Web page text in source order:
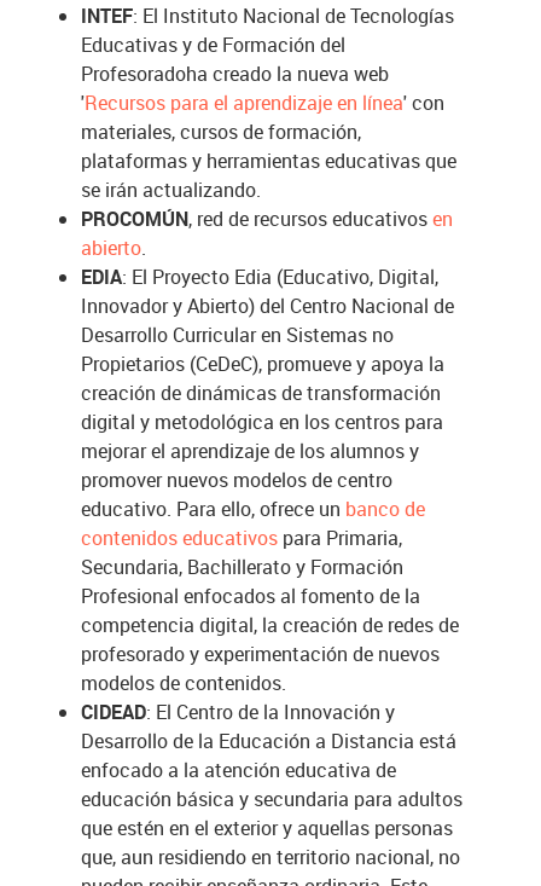
INTEF: El Instituto Nacional de Tecnologías
Educativas y de Formación del
Profesoradoha creado la nueva web
'Recursos para el aprendizaje en línea' con
materiales, cursos de formación,
plataformas y herramientas educativas que
se irán actualizando.
PROCOMÚN, red de recursos educativosen
abierto.
EDIA: El Proyecto Edia (Educativo, Digital,
Innovador y Abierto) del Centro Nacional de
Desarrollo Curricular en Sistemas no
Propietarios (CeDeC), promueve y apoya la
creación de dinámicas de transformación
digital y metodológica en los centros para
mejorar el aprendizaje de los alumnos y
promover nuevos modelos de centro
educativo. Para ello, ofrece un banco de
contenidos educativos para Primaria,
Secundaria, Bachillerato y Formación
Profesional enfocados al fomento de la
competencia digital, la creación de redes de
profesorado y experimentación de nuevos
modelos de contenidos.
CIDEAD: El Centro de la Innovación y
Desarrollo de la Educación a Distancia está
enfocado a la atención educativa de
educación básica y secundaria para adultos
que estén en el exterior y aquellas personas
que, aun residiendo en territorio nacional, no